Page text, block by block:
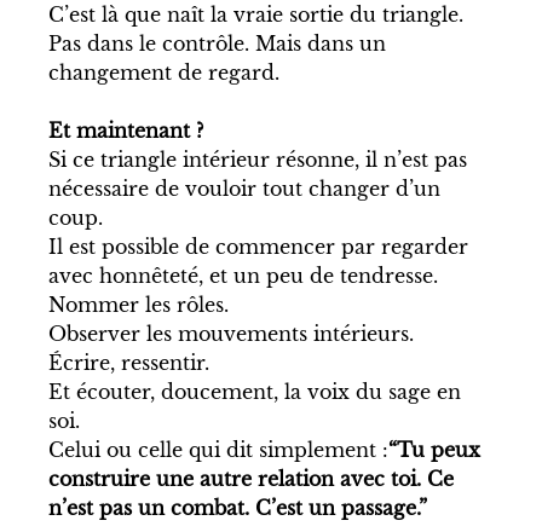
C’est là que naît la vraie sortie du triangle.
Pas dans le contrôle. Mais dans un
changement de regard.
Et maintenant ?
Si ce triangle intérieur résonne, il n’est pas
nécessaire de vouloir tout changer d’un
coup.
Il est possible de commencer par regarder
avec honnêteté, et un peu de tendresse.
Nommer les rôles.
Observer les mouvements intérieurs.
Écrire, ressentir.
Et écouter, doucement, la voix du sage en
soi.
Celui ou celle qui dit simplement :“Tu peux
construire une autre relation avec toi. Ce
n’est pas un combat. C’est un passage.”